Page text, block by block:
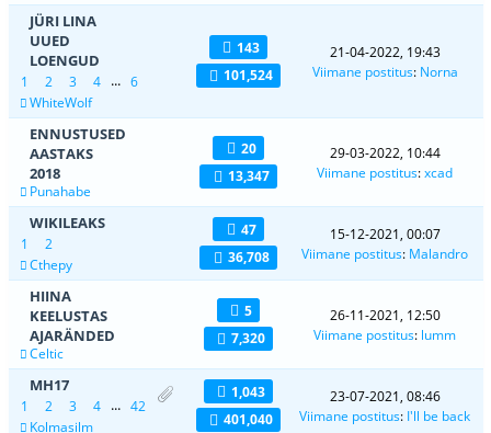
JÜRI LINA
UUED
LOENGUD
1 2 3 4 ... 6
WhiteWolf
143
101,524
21-04-2022, 19:43
Viimane postitus: Norna
ENNUSTUSED
AASTAKS
2018
Punahabe
20
13,347
29-03-2022, 10:44
Viimane postitus:xcad
WIKILEAKS
1
2
Cthepy
47
36,708
15-12-2021, 00:07
Viimane postitus: Malandro
HIINA
KEELUSTAS
AJARÄNDED
Celtic
5
7,320
26-11-2021, 12:50
Viimane postitus: lumm
MH17
1 2 3 4 ... 42
Kolmasilm
1,043
401,040
23-07-2021, 08:46
Viimane postitus: I'll be back